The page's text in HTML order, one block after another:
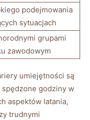
podejmowania
sytuacjach
grupami
zawodowym
umiejętności są
godziny w
aspektów latania,
trudnymi